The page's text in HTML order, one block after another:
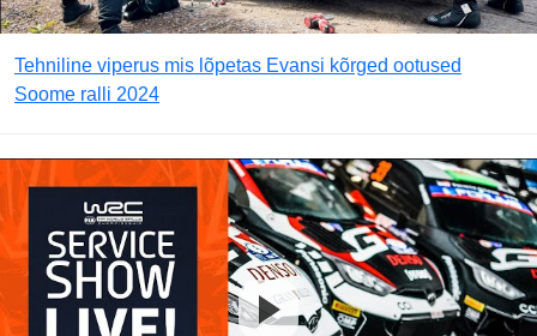
Tehniline viperus mis lõpetas Evansi kõrged ootused
Soome ralli 2024